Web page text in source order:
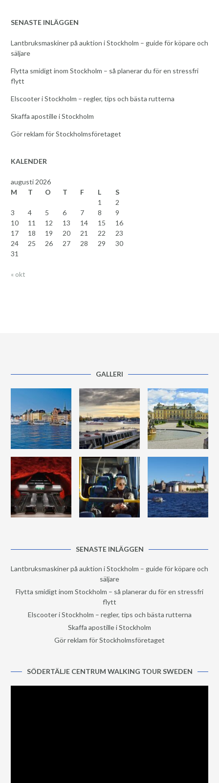
SENASTE INLÄGGEN
Lantbruksmaskiner på auktion i Stockholm – guide för köpare och
säljare
Flytta smidigt inom Stockholm – så planerar du för en stressfri
flytt
Elscooter i Stockholm – regler, tips och bästa rutterna
Skaffa apostille i Stockholm
Gör reklam för Stockholmsföretaget
KALENDER
augusti 2026
M
T O T F L
S
1
2
3
4 5 6 7 8
9
10
11 12 13 14 15
16
17
18 19 20 21 22
23
24
25 26 27 28 29
30
31
« okt
GALLERI
SENASTE INLÄGGEN
Lantbruksmaskiner på auktion i Stockholm – guide för köpare och
säljare
Flytta smidigt inom Stockholm – så planerar du för en stressfri
flytt
Elscooter i Stockholm – regler, tips och bästa rutterna
Skaffa apostille i Stockholm
Gör reklam för Stockholmsföretaget
SÖDERTÄLJE CENTRUM WALKING TOUR SWEDEN